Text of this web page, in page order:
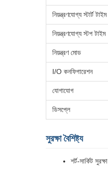
নিয়ন্ত্রণযোগ্য স্টার্ট টাইম
নিয়ন্ত্রণযোগ্য স্টপ টাইম
নিয়ন্ত্রণ মোড
I/O কনফিগারেশন
যোগাযোগ
ডিসপ্লে
সুরক্ষা বৈশিষ্ট্য
শর্ট-সার্কিট সুরক্ষা